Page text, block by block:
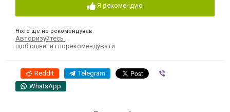
Я рекомендую
Ніхто ще не рекомендував
Авторизуйтесь
щоб оцінити і порекомендувати
Reddit Telegram
WhatsApp